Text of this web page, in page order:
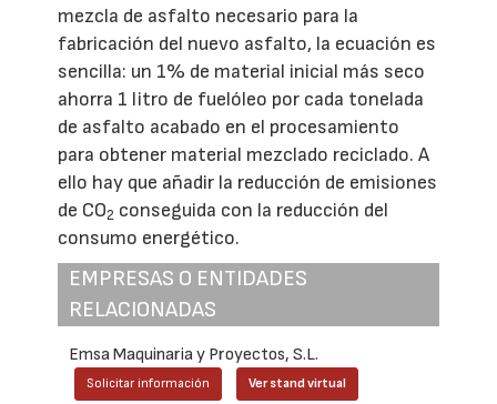
mezcla de asfalto necesario para la
fabricación del nuevo asfalto, la ecuación es
sencilla: un 1% de material inicial más seco
ahorra 1 litro de fuelóleo por cada tonelada
de asfalto acabado en el procesamiento
para obtener material mezclado reciclado. A
ello hay que añadir la reducción de emisiones
de CO2 conseguida con la reducción del
consumo energético.
EMPRESAS O ENTIDADES
RELACIONADAS
Emsa Maquinaria y Proyectos, S.L.
Solicitar información Ver stand virtual